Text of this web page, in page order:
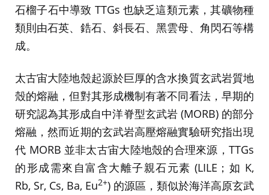
石榴子石中導致 TTGs 也缺乏這類元素，其礦物種
類則由石英、鋯石、斜長石、黑雲母、角閃石等構
成。
太古宙大陸地殼起源於巨厚的含水換質玄武岩質地
殼的熔融，但對其形成機制有著不同看法，早期的
研究認為其形成自中洋脊型玄武岩 (MORB) 的部分
熔融，然而近期的玄武岩高壓熔融實驗研究指出現
代 MORB 並非太古宙大陸地殼的合理來源，TTGs
的形成需來自富含大離子親石元素 (LILE；如 K,
Rb, Sr, Cs, Ba, Eu2+) 的源區，類似於海洋高原玄武